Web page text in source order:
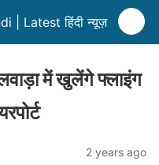
| Latest हिंदी न्यूज़
में खुलेंगे फ्लाइंग
2 years ago